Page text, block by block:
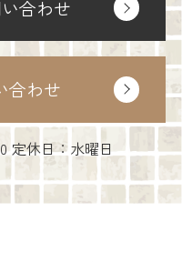
合わせ
合わせ
定休日：水曜日